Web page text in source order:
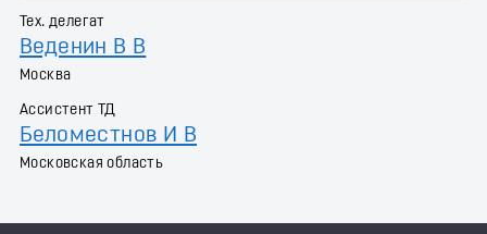
Тех. делегат
Веденин В В
Москва
Ассистент ТД
Беломестнов И В
Московская область